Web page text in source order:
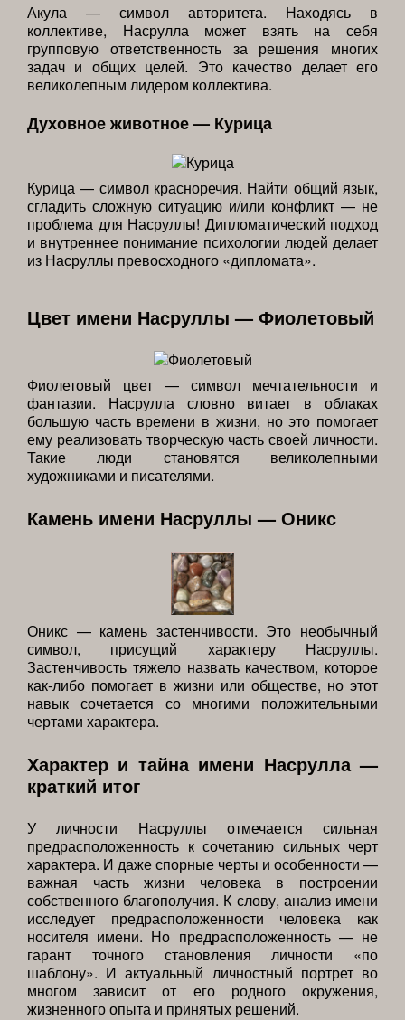
Акула — символ авторитета. Находясь в
коллективе, Насрулла может взять на себя
групповую ответственность за решения многих
задач и общих целей. Это качество делает его
великолепным лидером коллектива.
Духовное животное — Курица
Курица — символ красноречия. Найти общий язык,
сгладить сложную ситуацию и/или конфликт — не
проблема для Насруллы! Дипломатический подход
и внутреннее понимание психологии людей делает
из Насруллы превосходного «дипломата».
Цвет имени Насруллы — Фиолетовый
Фиолетовый цвет — символ мечтательности и
фантазии. Насрулла словно витает в облаках
большую часть времени в жизни, но это помогает
ему реализовать творческую часть своей личности.
Такие люди становятся великолепными
художниками и писателями.
Камень имени Насруллы — Оникс
Оникс — камень застенчивости. Это необычный
символ, присущий характеру Насруллы.
Застенчивость тяжело назвать качеством, которое
как-либо помогает в жизни или обществе, но этот
навык сочетается со многими положительными
чертами характера.
Характер и тайна имени Насрулла —
краткий итог
У личности Насруллы отмечается сильная
предрасположенность к сочетанию сильных черт
характера. И даже спорные черты и особенности —
важная часть жизни человека в построении
собственного благополучия. К слову, анализ имени
исследует предрасположенности человека как
носителя имени. Но предрасположенность — не
гарант точного становления личности «по
шаблону». И актуальный личностный портрет во
многом зависит от его родного окружения,
жизненного опыта и принятых решений.